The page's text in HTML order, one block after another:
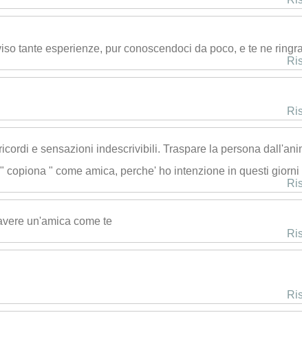
tante esperienze, pur conoscendoci da poco, e te ne
e sensazioni indescrivibili. Traspare la persona
copiona " come amica, perche' ho intenzione in questi
un'amica come te